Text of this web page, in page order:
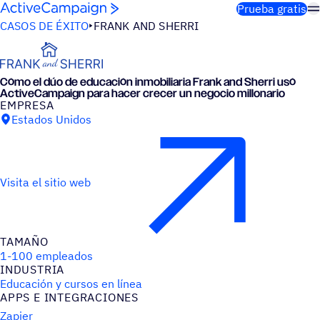
Saltar al contenido
Prueba gratis
CASOS DE ÉXITO FRANK AND SHERRI
Cómo el dúo de educa­ción inmo­bi­lia­ria Frank and Sherri usó
ActiveCampaign para hacer crecer un negocio millonario
EMPRESA
Estados Unidos
Visita el sitio web
TAMAÑO
1-100 empleados
INDUS­TRIA
Educación y cursos en línea
APPS E INTEGRACIONES
Zapier